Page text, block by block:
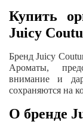
Купить
Juicy
Бренд Juicy
Ароматы,
внимание и
сохраняются на
О бренде